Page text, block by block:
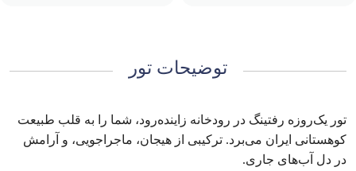
توضیحات تور
تور یک‌روزه رفتینگ در رودخانه زاینده‌رود، شما را به قلب طبیعت
کوهستانی ایران می‌برد. ترکیبی از هیجان، ماجراجویی، و آرامش
در دل آب‌های جاری.